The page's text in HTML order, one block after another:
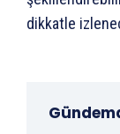
dikkatle